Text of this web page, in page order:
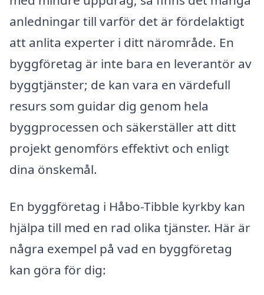
anledningar till varför det är fördelaktigt
att anlita experter i ditt närområde. En
byggföretag är inte bara en leverantör av
byggtjänster; de kan vara en värdefull
resurs som guidar dig genom hela
byggprocessen och säkerställer att ditt
projekt genomförs effektivt och enligt
dina önskemål.
En byggföretag i Håbo-Tibble kyrkby kan
hjälpa till med en rad olika tjänster. Här är
några exempel på vad en byggföretag
kan göra för dig: